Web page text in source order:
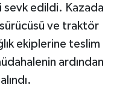
sevk edildi. Kazada
ve traktör
ekiplerine teslim
ardından